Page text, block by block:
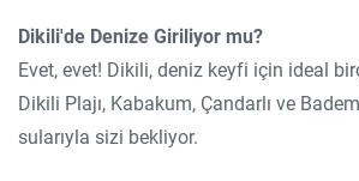
Dikili'de Denize Giriliyor mu?
Evet, evet! Dikili, deniz keyfi için ideal
Dikili Plajı, Kabakum, Çandarlı ve
sularıyla sizi bekliyor.